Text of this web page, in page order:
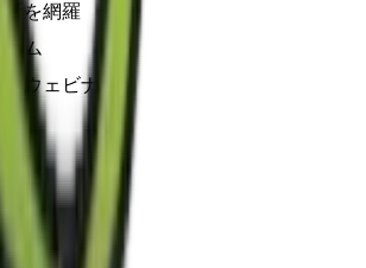
を網羅
ム
ウェビナー
ら